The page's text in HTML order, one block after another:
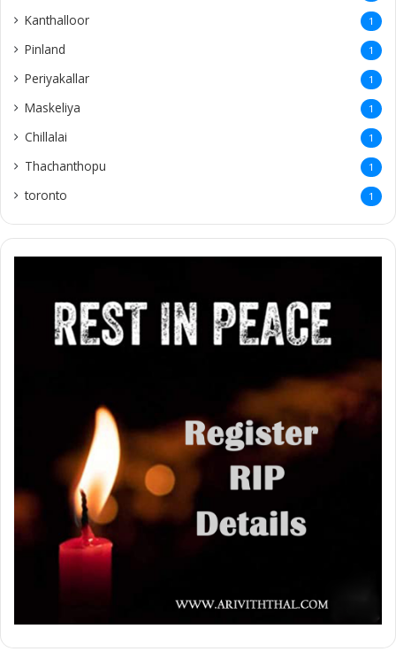
Kanthalloor 1
Pinland 1
Periyakallar 1
Maskeliya 1
Chillalai 1
Thachanthopu 1
toronto 1